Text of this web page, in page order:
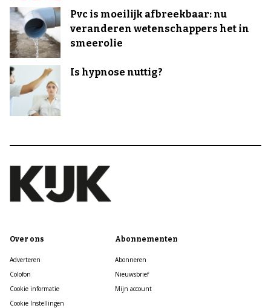
Pvc is moeilijk afbreekbaar: nu
veranderen wetenschappers het in
smeerolie
Is hypnose nuttig?
Over ons
Adverteren
Colofon
Cookie informatie
Cookie Instellingen
Abonnementen
Abonneren
Nieuwsbrief
Mijn account